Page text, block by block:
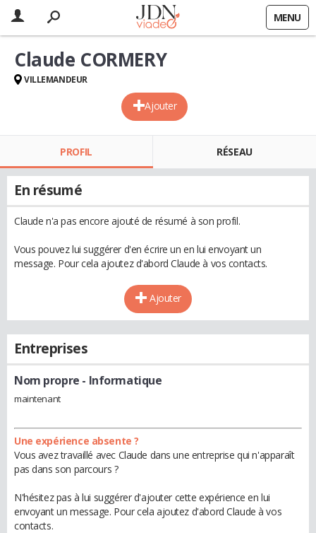
MENU
Ajouter
Claude CORMERY
VILLEMANDEUR
PROFIL RÉSEAU
En résumé
Claude n'a pas encore ajouté de résumé à son profil.
Vous pouvez lui suggérer d'en écrire un en lui envoyant un
message. Pour cela ajoutez d'abord Claude à vos contacts.
Ajouter
Entreprises
Nom propre - Informatique
maintenant
Une expérience absente ?
Vous avez travaillé avec Claude dans une entreprise qui n'apparaît
pas dans son parcours ?
N'hésitez pas à lui suggérer d'ajouter cette expérience en lui
envoyant un message. Pour cela ajoutez d'abord Claude à vos
contacts.